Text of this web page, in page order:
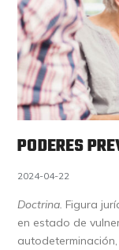
PODERES
2024-04-22
Doctrina. Figura
en estado de